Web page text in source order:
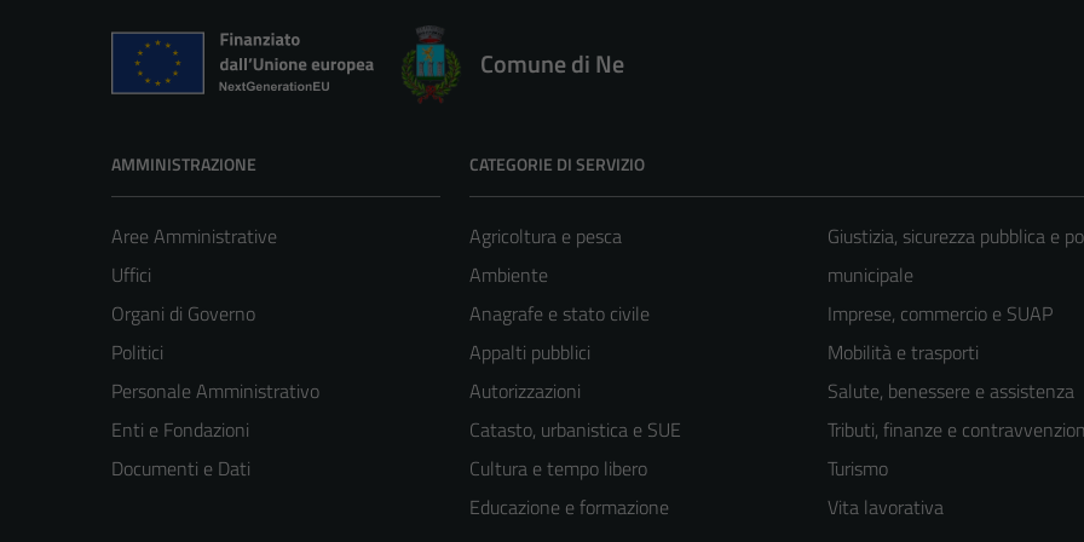
Comune di Ne
AMMINISTRAZIONE
Aree Amministrative
Uffici
Organi di Governo
Politici
Personale Amministrativo
Enti e Fondazioni
Documenti e Dati
CATEGORIE DI SERVIZIO
Agricoltura e pesca
Ambiente
Anagrafe e stato civile
Appalti pubblici
Autorizzazioni
Catasto, urbanistica e SUE
Cultura e tempo libero
Educazione e formazione
Giustizia, sicurezza pubblica e
municipale
Imprese, commercio e SUAP
Mobilità e trasporti
Salute, benessere e assistenza
Tributi, finanze e
Turismo
Vita lavorativa